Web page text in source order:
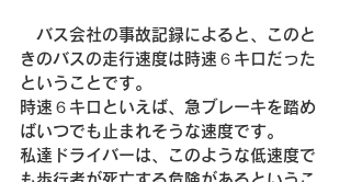
バス会社の事故記録によると、このと
きのバスの走行速度は時速６キロだった
ということです。
時速６キロといえば、急ブレーキを踏め
ばいつでも止まれそうな速度です。
私達ドライバーは、このような低速度で